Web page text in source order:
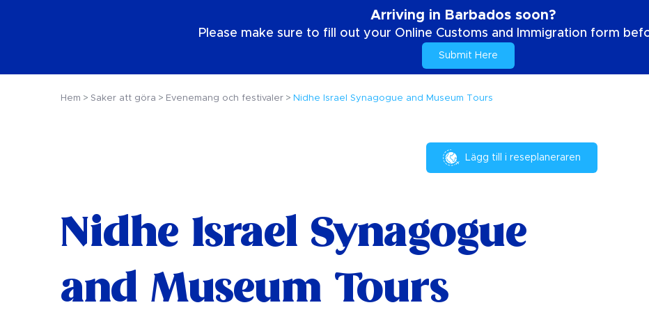
Arriving in Barbados soon?
Please make sure to fill out your Online Customs and Immigration form
Submit Here
Hem Saker att göra Evenemang och festivaler Nidhe Israel Synagogue and Museum Tours
Lägg till i reseplaneraren
Nidhe Israel Synagogue
and Museum Tours